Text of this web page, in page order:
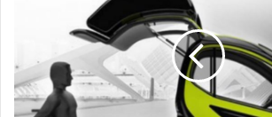
डेटा से यह भी पता चला कि:
• विराट कोहली 8,004 रन के साथ आईपीएल के सबसे
वाले खिलाड़ी बने हुए हैं, जिससे आधुनिक समय के